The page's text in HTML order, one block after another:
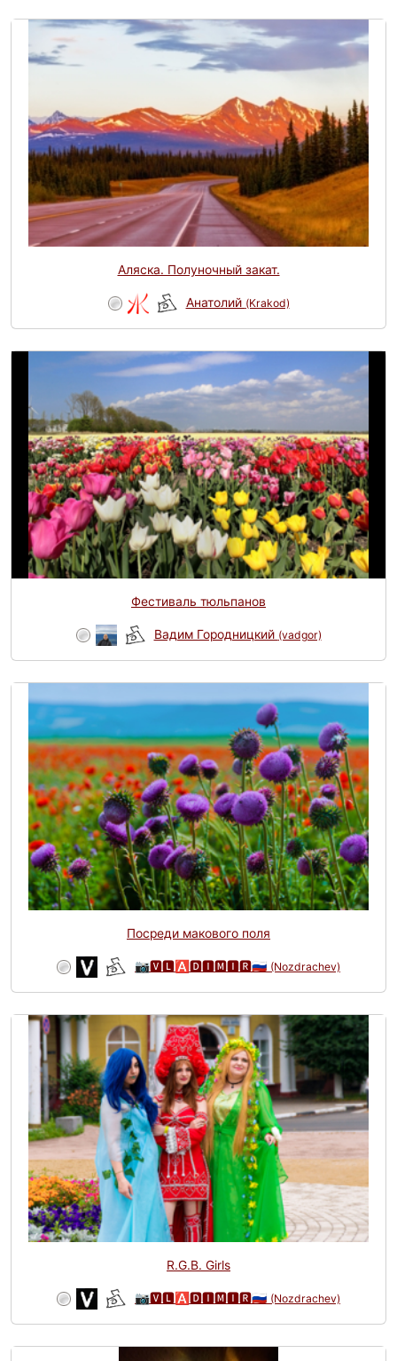
Аляска. Полуночный закат.
Анатолий (Krakod)
Фестиваль тюльпанов
Вадим Городницкий (vadgor)
Посреди макового поля
📷🆅🅻🅰🅳🅸🅼🅸🆁🇷🇺 (Nozdrachev)
R.G.B. Girls
📷🆅🅻🅰🅳🅸🅼🅸🆁🇷🇺 (Nozdrachev)